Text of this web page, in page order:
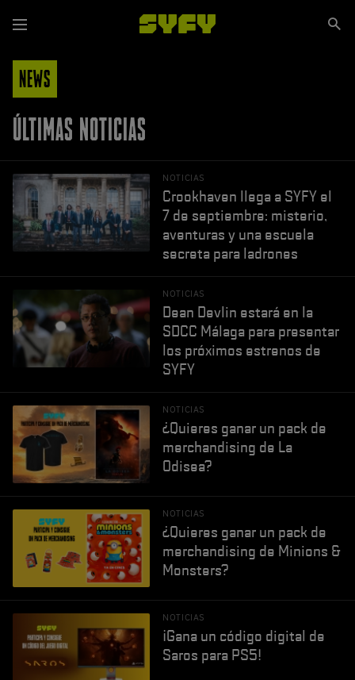
principal
Menú
NEWS
ÚLTIMAS NOTICIAS
NOTICIAS
Crookhaven llega a SYFY el
7 de septiembre: misterio,
aventuras y una escuela
secreta para ladrones
NOTICIAS
Dean Devlin estará en la
SDCC Málaga para presentar
los próximos estrenos de
SYFY
NOTICIAS
¿Quieres ganar un pack de
merchandising de La
Odisea?
NOTICIAS
¿Quieres ganar un pack de
merchandising de Minions &
Monsters?
NOTICIAS
¡Gana un código digital de
Saros para PS5!